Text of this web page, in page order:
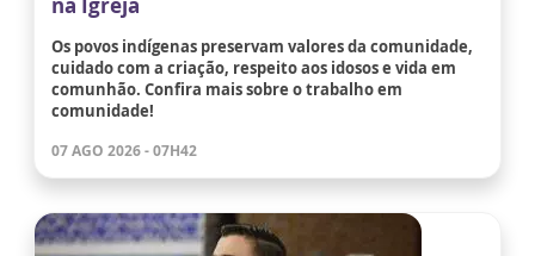
na Igreja
Os povos indígenas preservam valores da comunidade,
cuidado com a criação, respeito aos idosos e vida em
comunhão. Confira mais sobre o trabalho em
comunidade!
07 AGO 2026 - 07H42